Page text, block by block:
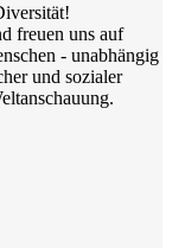
freuen uns auf
- unabhängig
und sozialer